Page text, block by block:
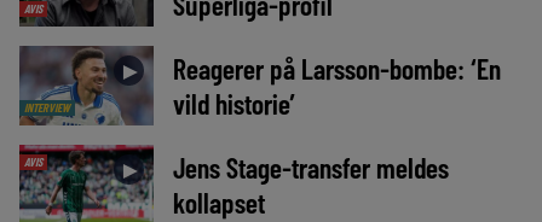
AVIS
INTERVIEW
►
Reagerer på Larsson-bombe: ‘En
vild historie’
AVIS ►
Jens Stage-transfer meldes
kollapset